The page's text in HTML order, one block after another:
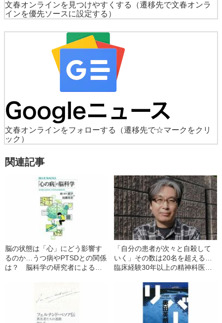
文春オンラインを見つけやすくする
（遷移先で文春オンラ
インを優先ソースに設定する）
文春オンラインをフォローする
（遷移先で☆マークをクリ
ック）
関連記事
脳の状態は「心」にどう影響す
るのか…うつ病やPTSDとの関係
は？ 脳科学の研究者による最
「自分の患者が次々と自殺して
いく」その数は20名を超える…
臨床経験30年以上の精神科医が